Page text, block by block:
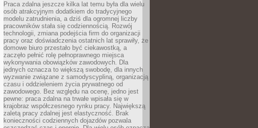
Praca zdalna jeszcze kilka lat temu była dla wielu
osób atrakcyjnym dodatkiem do tradycyjnego
modelu zatrudnienia, a dziś dla ogromnej liczby
pracowników stała się codziennością. Rozwój
technologii, zmiana podejścia firm do organizacji
pracy oraz doświadczenia ostatnich lat sprawiły, że
domowe biuro przestało być ciekawostką, a
zaczęło pełnić rolę pełnoprawnego miejsca
wykonywania obowiązków zawodowych. Dla
jednych oznacza to większą swobodę, dla innych
wyzwanie związane z samodyscypliną, organizacją
czasu i oddzieleniem życia prywatnego od
zawodowego. Bez względu na ocenę, jedno jest
pewne: praca zdalna na trwałe wpisała się w
krajobraz współczesnego rynku pracy. Największą
zaletą pracy zdalnej jest elastyczność. Brak
konieczności codziennych dojazdów pozwala